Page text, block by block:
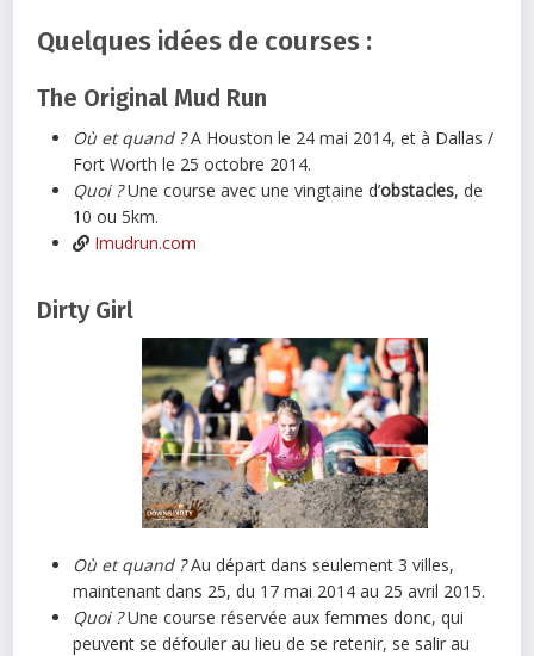
Quelques idées de courses :
The Original Mud Run
Où et quand ?A Houston le 24 mai 2014, et à Dallas /
Fort Worth le 25 octobre 2014.
Quoi ?Une course avec une vingtaine d’obstacles, de
10 ou 5km.
Imudrun.com
Dirty Girl
Où et quand ?Au départ dans seulement 3 villes,
maintenant dans 25, du 17 mai 2014 au 25 avril 2015.
Quoi ?Une course réservée aux femmes donc, qui
peuvent se défouler au lieu de se retenir, se salir au